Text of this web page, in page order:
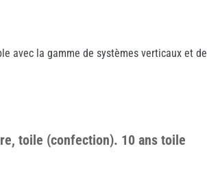
avec la gamme de systèmes verticaux et de
toile (confection). 10 ans toile